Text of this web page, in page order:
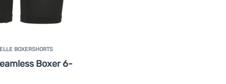
BOXERSHORTS
Boxer 6-